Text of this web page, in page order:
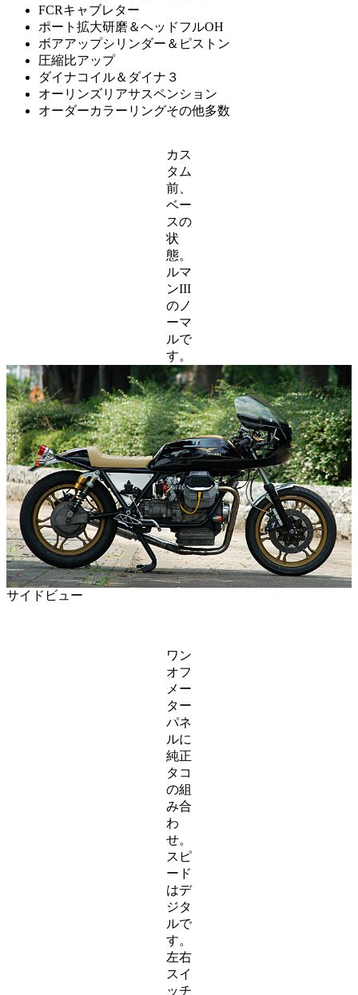
FCRキャブレター
ポート拡大研磨＆ヘッドフルOH
ボアアップシリンダー＆ピストン
圧縮比アップ
ダイナコイル＆ダイナ３
オーリンズリアサスペンション
オーダーカラーリングその他多数
カス
タム
前、
ベー
スの
状
態。
ルマ
ンIII
のノ
ーマ
ルで
す。
サイドビュー
ワン
オフ
メー
ター
パネ
ルに
純正
タコ
の組
み合
わ
せ。
スピ
ード
はデ
ジタ
ルで
す。
左右
スイ
ッチ